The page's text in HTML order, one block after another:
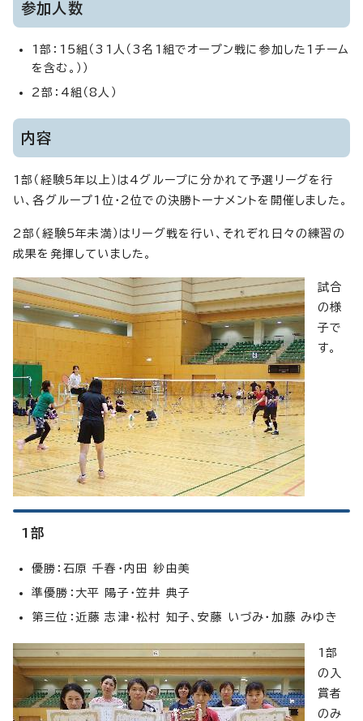
参加人数
1部：15組（31人（3名1組でオープン戦に参加した1チーム
を含む。））
2部：4組（8人）
内容
1部（経験5年以上）は4グループに分かれて予選リーグを行
い、各グループ1位・2位での決勝トーナメントを開催しました。
2部（経験5年未満）はリーグ戦を行い、それぞれ日々の練習の
成果を発揮していました。
試合
の様
子で
す。
1部
優勝：石原 千春・内田 紗由美
準優勝：大平 陽子・笠井 典子
第三位：近藤 志津・松村 知子、安藤 いづみ・加藤 みゆき
1部
の入
賞者
のみ